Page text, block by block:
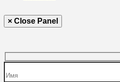
× Close Panel